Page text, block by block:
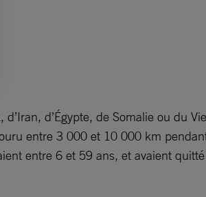
d’Égypte, de Somalie ou du
entre 3 000 et 10 000 km
entre 6 et 59 ans, et avaient